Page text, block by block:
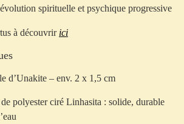
spirituelle et psychique progressive
à découvrir ici
d’Unakite – env. 2 x 1,5 cm
polyester ciré Linhasita : solide, durable